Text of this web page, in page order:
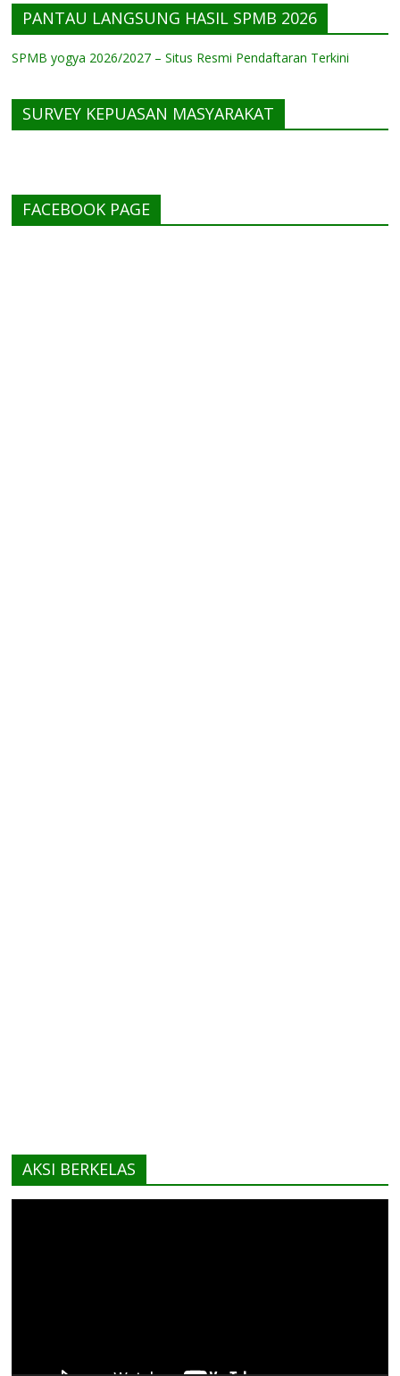
PANTAU LANGSUNG HASIL SPMB 2026
SPMB yogya 2026/2027 – Situs Resmi Pendaftaran Terkini
SURVEY KEPUASAN MASYARAKAT
FACEBOOK PAGE
AKSI BERKELAS